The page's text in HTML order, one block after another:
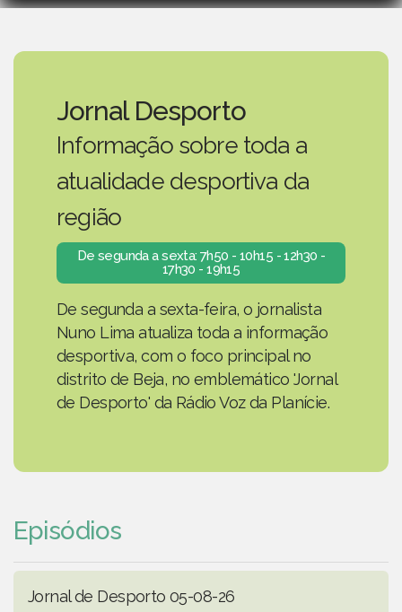
Jornal Desporto
Informação sobre toda a
atualidade desportiva da
região
De segunda a sexta: 7h50 - 10h15 - 12h30 -
17h30 - 19h15
De segunda a sexta-feira, o jornalista
Nuno Lima atualiza toda a informação
desportiva, com o foco principal no
distrito de Beja, no emblemático 'Jornal
de Desporto' da Rádio Voz da Planície.
Episódios
Jornal de Desporto 05-08-26